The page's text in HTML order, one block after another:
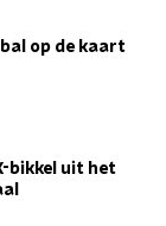
op de kaart
bikkel uit het